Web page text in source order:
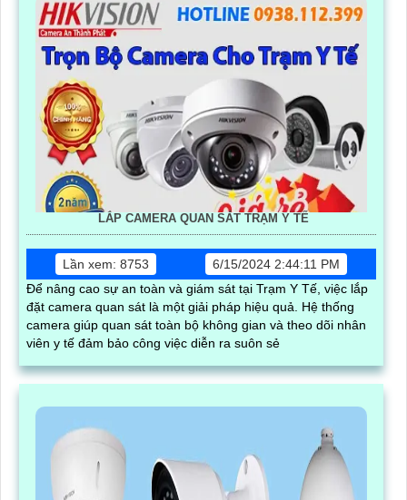
LẮP CAMERA QUAN SÁT TRẠM Y TẾ
Lần xem: 8753
6/15/2024 2:44:11 PM
Để nâng cao sự an toàn và giám sát tại Trạm Y Tế, việc lắp
đặt camera quan sát là một giải pháp hiệu quả. Hệ thống
camera giúp quan sát toàn bộ không gian và theo dõi nhân
viên y tế đảm bảo công việc diễn ra suôn sẻ